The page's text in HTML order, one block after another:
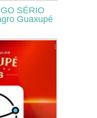
SÉRIO
Guaxupé